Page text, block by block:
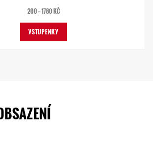
200 — 1780 KČ
VSTUPENKY